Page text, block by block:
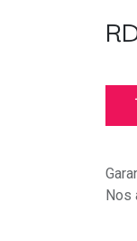
Nos